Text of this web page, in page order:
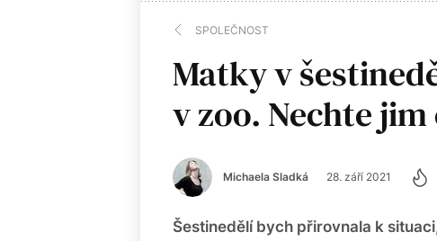
SPOLEČNOST
Matky v
v zoo. Nechte jim
Michaela Sladká 28. září 2021
Šestinedělí bych přirovnala k